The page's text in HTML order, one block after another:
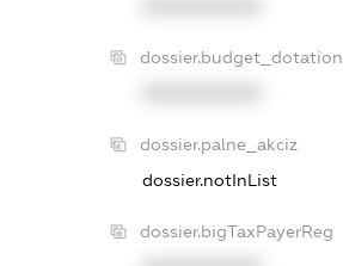
dossier.budget_dotation
dossier.palne_akciz
dossier.notInList
dossier.bigTaxPayerReg